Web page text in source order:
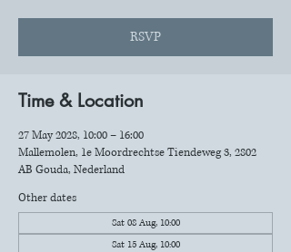
RSVP
Time & Location
27 May 2028, 10:00 – 16:00
Mallemolen, 1e Moordrechtse Tiendeweg 3, 2802
AB Gouda, Nederland
Other dates
Sat 08 Aug, 10:00
Sat 15 Aug, 10:00